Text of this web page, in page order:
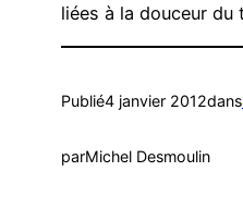
liées à la douceur du
Publié4 janvier 2012dans
parMichel Desmoulin